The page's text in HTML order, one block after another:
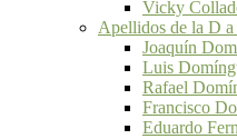
Vicky
Apellidos de la D a
Joaquín
Luis
Rafael
Francisco
Eduardo